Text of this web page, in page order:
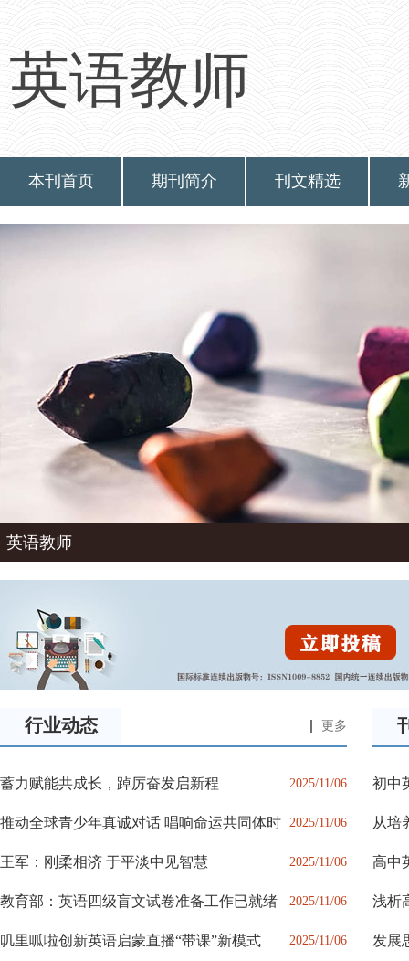
英语教师
本刊首页 期刊简介 刊文精选
英语教师
行业动态 更多
2025/11/06
蓄力赋能共成长，踔厉奋发启新程
2025/11/06
推动全球青少年真诚对话 唱响命运共同体时
2025/11/06
王军：刚柔相济 于平淡中见智慧
2025/11/06
教育部：英语四级盲文试卷准备工作已就绪
2025/11/06
叽里呱啦创新英语启蒙直播“带课”新模式
初中
从培
高中
浅析
发展